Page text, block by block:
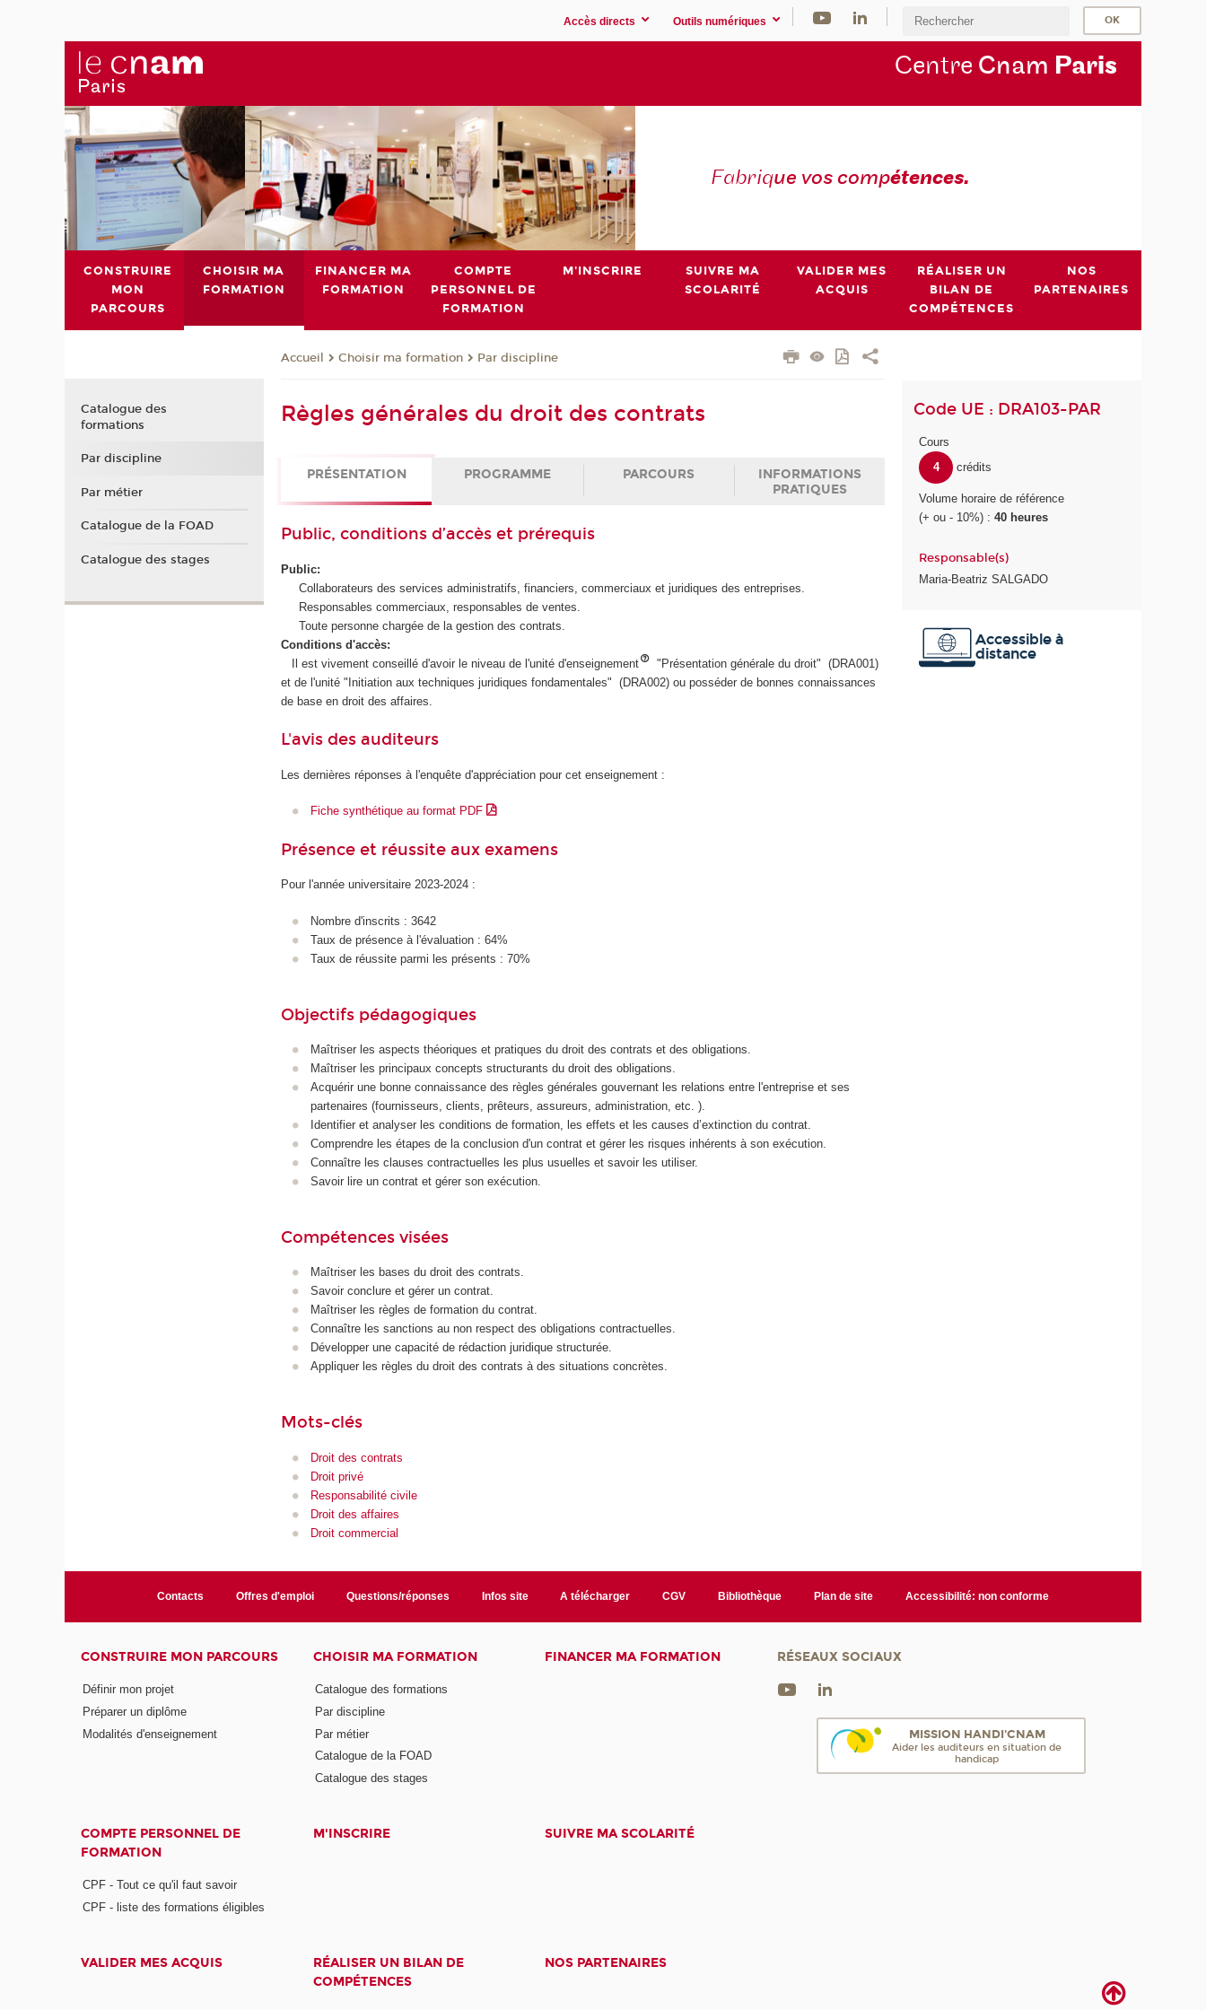
Accès directs Outils numériques
Centre Cnam Paris
Fabrique vos compétences.
CONSTRUIRE
MON
PARCOURS
CHOISIR MA
FORMATION
FINANCER MA
FORMATION
COMPTE
PERSONNEL DE
FORMATION
M'INSCRIRE
SUIVRE MA
SCOLARITÉ
VALIDER MES
ACQUIS
RÉALISER UN
BILAN DE
COMPÉTENCES
NOS
PARTENAIRES
Accueil Choisir ma formation Par discipline
Règles générales du droit des contrats
PRÉSENTATION PROGRAMME PARCOURS
INFORMATIONS
PRATIQUES
Public, conditions d’accès et prérequis
Public:
Collaborateurs des services administratifs, financiers, commerciaux et juridiques des entreprises.
Responsables commerciaux, responsables de ventes.
Toute personne chargée de la gestion des contrats.
Conditions d'accès:
Il est vivement conseillé d'avoir le niveau de l'unité d'enseignement
"Présentation générale du droit" (DRA001)
et de l'unité "Initiation aux techniques juridiques fondamentales" (DRA002) ou posséder de bonnes connaissances
de base en droit des affaires.
L'avis des auditeurs
Les dernières réponses à l'enquête d'appréciation pour cet enseignement :
Fiche synthétique au format PDF
Présence et réussite aux examens
Pour l'année universitaire 2023-2024 :
Nombre d'inscrits : 3642
Taux de présence à l'évaluation : 64%
Taux de réussite parmi les présents : 70%
Objectifs pédagogiques
Maîtriser les aspects théoriques et pratiques du droit des contrats et des obligations.
Maîtriser les principaux concepts structurants du droit des obligations.
Acquérir une bonne connaissance des règles générales gouvernant les relations entre l'entreprise et ses
partenaires (fournisseurs, clients, prêteurs, assureurs, administration, etc. ).
Identifier et analyser les conditions de formation, les effets et les causes d’extinction du contrat.
Comprendre les étapes de la conclusion d'un contrat et gérer les risques inhérents à son exécution.
Connaître les clauses contractuelles les plus usuelles et savoir les utiliser.
Savoir lire un contrat et gérer son exécution.
Compétences visées
Maîtriser les bases du droit des contrats.
Savoir conclure et gérer un contrat.
Maîtriser les règles de formation du contrat.
Connaître les sanctions au non respect des obligations contractuelles.
Développer une capacité de rédaction juridique structurée.
Appliquer les règles du droit des contrats à des situations concrètes.
Mots-clés
Droit des contrats
Droit privé
Responsabilité civile
Droit des affaires
Droit commercial
Code UE : DRA103-PAR
Cours
4
crédits
Volume horaire de référence
(+ ou - 10%) :40 heures
Responsable(s)
Maria-Beatriz SALGADO
Accessible à
distance
Catalogue des
formations
Par discipline
Par métier
Catalogue de la FOAD
Catalogue des stages
Contacts Offres d'emploi Questions/réponses Infos site A télécharger CGV Bibliothèque Plan de site Accessibilité: non conforme
CONSTRUIRE MON PARCOURS
Définir mon projet
Préparer un diplôme
Modalités d'enseignement
CHOISIR MA FORMATION
Catalogue des formations
Par discipline
Par métier
Catalogue de la FOAD
Catalogue des stages
FINANCER MA FORMATION
COMPTE PERSONNEL DE
FORMATION
CPF - Tout ce qu'il faut savoir
CPF - liste des formations éligibles
M'INSCRIRE SUIVRE MA SCOLARITÉ
VALIDER MES ACQUIS
RÉALISER UN BILAN DE
COMPÉTENCES
NOS PARTENAIRES
RÉSEAUX SOCIAUX
MISSION HANDI'CNAM
Aider les auditeurs en situation de
handicap